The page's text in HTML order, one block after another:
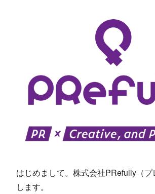
はじめまして。株式会社PRefully（プ
します。